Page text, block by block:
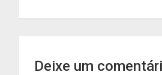
Deixe um